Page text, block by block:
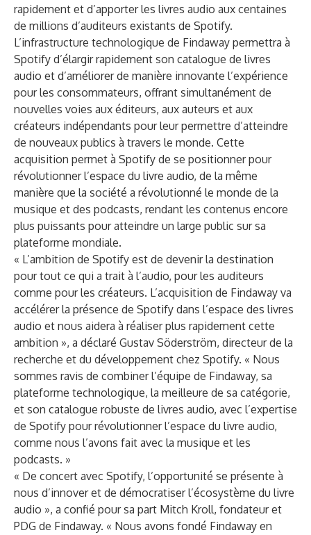
rapidement et d’apporter les livres audio aux centaines
de millions d’auditeurs existants de Spotify.
L’infrastructure technologique de Findaway permettra à
Spotify d’élargir rapidement son catalogue de livres
audio et d’améliorer de manière innovante l’expérience
pour les consommateurs, offrant simultanément de
nouvelles voies aux éditeurs, aux auteurs et aux
créateurs indépendants pour leur permettre d’atteindre
de nouveaux publics à travers le monde. Cette
acquisition permet à Spotify de se positionner pour
révolutionner l’espace du livre audio, de la même
manière que la société a révolutionné le monde de la
musique et des podcasts, rendant les contenus encore
plus puissants pour atteindre un large public sur sa
plateforme mondiale.
« L’ambition de Spotify est de devenir la destination
pour tout ce qui a trait à l’audio, pour les auditeurs
comme pour les créateurs. L’acquisition de Findaway va
accélérer la présence de Spotify dans l’espace des livres
audio et nous aidera à réaliser plus rapidement cette
ambition », a déclaré Gustav Söderström, directeur de la
recherche et du développement chez Spotify. « Nous
sommes ravis de combiner l’équipe de Findaway, sa
plateforme technologique, la meilleure de sa catégorie,
et son catalogue robuste de livres audio, avec l’expertise
de Spotify pour révolutionner l’espace du livre audio,
comme nous l’avons fait avec la musique et les
podcasts. »
« De concert avec Spotify, l’opportunité se présente à
nous d’innover et de démocratiser l’écosystème du livre
audio », a confié pour sa part Mitch Kroll, fondateur et
PDG de Findaway. « Nous avons fondé Findaway en